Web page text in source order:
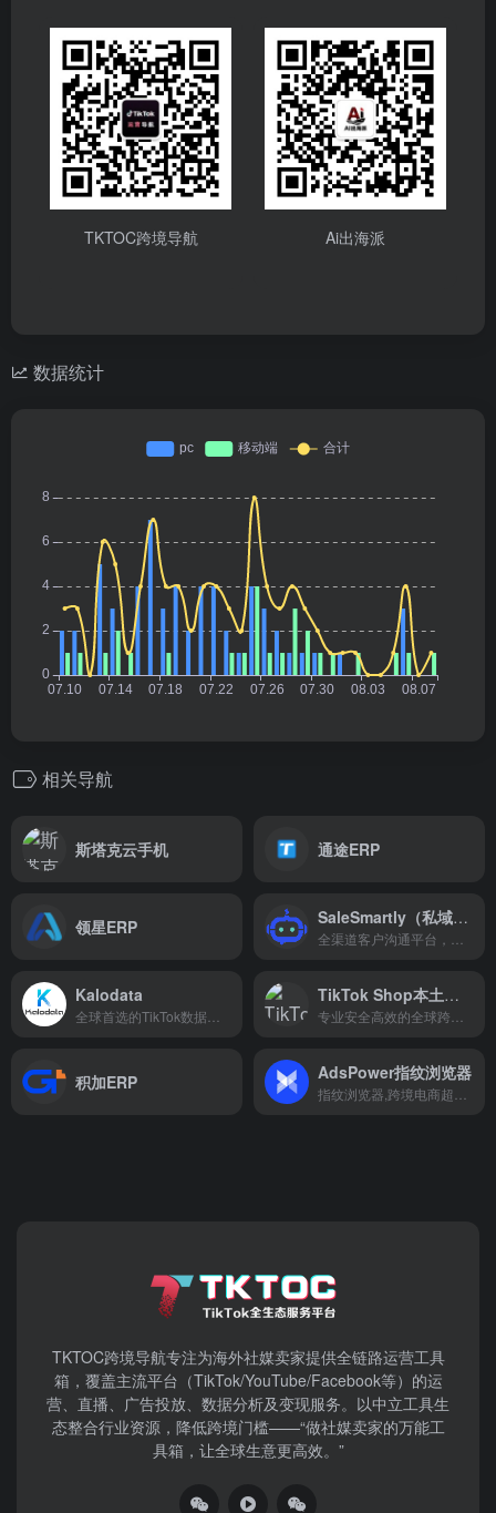
TKTOC跨境导航 Ai出海派
数据统计
相关导航
斯塔克云手机 通途ERP
领星ERP SaleSmartly（私域神器）
Kalodata TikTok Shop本土收款-连连国际
积加ERP AdsPower指纹浏览器
TKTOC跨境导航​专注为海外社媒卖家提供全链路运营工具
箱，覆盖主流平台（TikTok/YouTube/Facebook等）​的运
营、直播、广告投放、数据分析及变现服务。以中立工具生
态整合行业资源，降低跨境门槛——“做社媒卖家的万能工
具箱，让全球生意更高效。”